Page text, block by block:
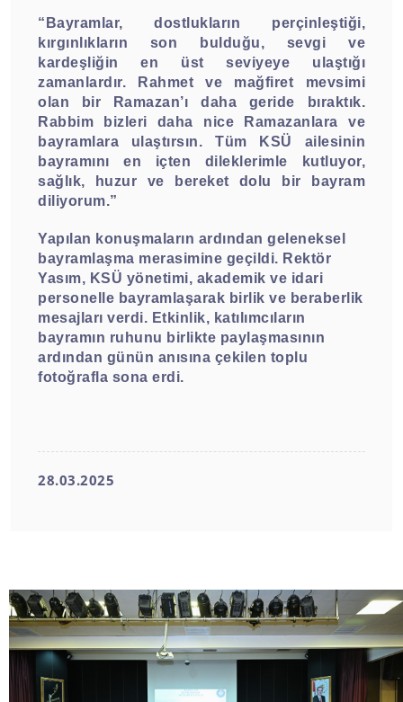
“Bayramlar, dostlukların perçinleştiği,
kırgınlıkların son bulduğu, sevgi ve
kardeşliğin en üst seviyeye ulaştığı
zamanlardır. Rahmet ve mağfiret mevsimi
olan bir Ramazan’ı daha geride bıraktık.
Rabbim bizleri daha nice Ramazanlara ve
bayramlara ulaştırsın. Tüm KSÜ ailesinin
bayramını en içten dileklerimle kutluyor,
sağlık, huzur ve bereket dolu bir bayram
diliyorum.”
Yapılan konuşmaların ardından geleneksel
bayramlaşma merasimine geçildi. Rektör
Yasım, KSÜ yönetimi, akademik ve idari
personelle bayramlaşarak birlik ve beraberlik
mesajları verdi. Etkinlik, katılımcıların
bayramın ruhunu birlikte paylaşmasının
ardından günün anısına çekilen toplu
fotoğrafla sona erdi.
28.03.2025